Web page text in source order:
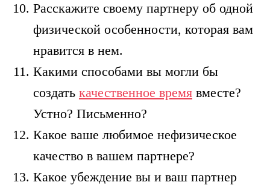
Расскажите своему партнеру об одной
физической особенности, которая вам
нравится в нем.
Какими способами вы могли бы
создать качественное время вместе?
Устно? Письменно?
Какое ваше любимое нефизическое
качество в вашем партнере?
Какое убеждение вы и ваш партнер